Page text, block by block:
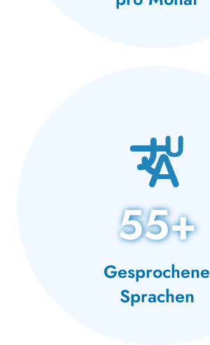
55+
Gesprochene
Sprachen